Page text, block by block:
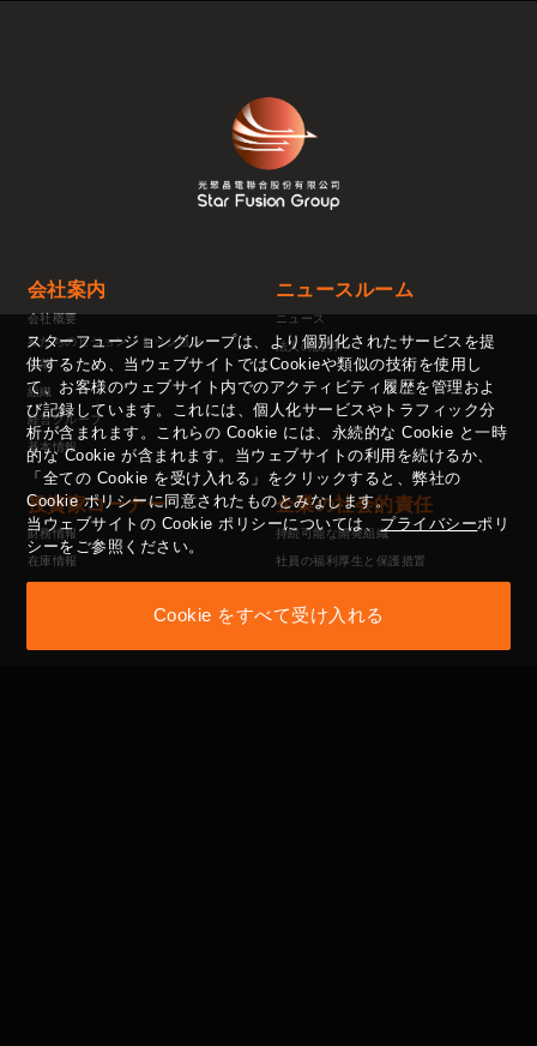
スターフュージョングループは、より個別化されたサービスを提
供するため、当ウェブサイトではCookieや類似の技術を使用し
て、お客様のウェブサイト内でのアクティビティ履歴を管理およ
び記録しています。これには、個人化サービスやトラフィック分
析が含まれます。これらの Cookie には、永続的な Cookie と一時
的な Cookie が含まれます。当ウェブサイトの利用を続けるか、
「全ての Cookie を受け入れる」をクリックすると、弊社の
Cookie ポリシーに同意されたものとみなします。
当ウェブサイトの Cookie ポリシーについては、 プライバシーポリ
シーをご参照ください。
Cookie をすべて受け入れる
会社案内
会社概要
私たちのビジョン・ミッション
沿革
組織
経営グループ
基本情報
ニュースルーム
ニュース
法人の説明
投資家コーナー
財務情報
在庫情報
主要な情報発表
投資家の連絡先ウィンドウ
企業の社会的責任
持続可能な開発組織
社員の福利厚生と保護措置
供給業者管理方針